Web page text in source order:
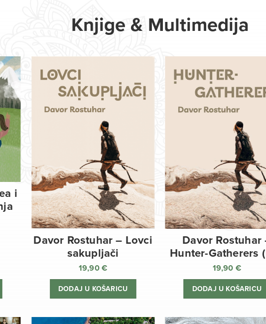
Knjige & Multimedija
i
Davor Rostuhar – Lovci
sakupljači
19,90€
DODAJ U KOŠARICU
Davor Rostuhar
Hunter-Gatherers
19,90 €
DODAJ U KOŠARICU